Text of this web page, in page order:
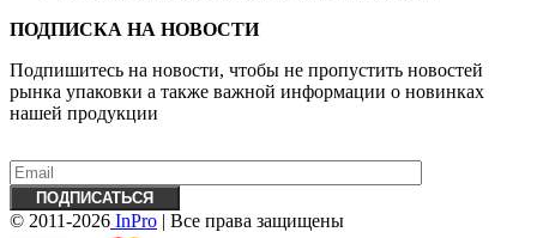
ПОДПИСКА НА НОВОСТИ
Подпишитесь на новости, чтобы не пропустить новостей
рынка упаковки а также важной информации о новинках
нашей продукции
© 2011-2026 InPro | Все права защищены